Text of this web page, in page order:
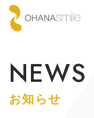
NEWS
お知らせ